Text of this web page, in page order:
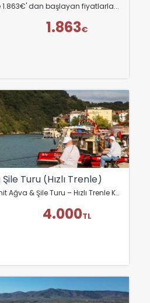
1.863€' dan başlayan fiyatlarla...
1.863€
Turu (Hızlı Trenle)
Ankara Çıkışlı Günübirlik İzmit Ağva & Şile Turu – Hızlı Trenle Konforlu Bir Kaçamak!
4.000TL